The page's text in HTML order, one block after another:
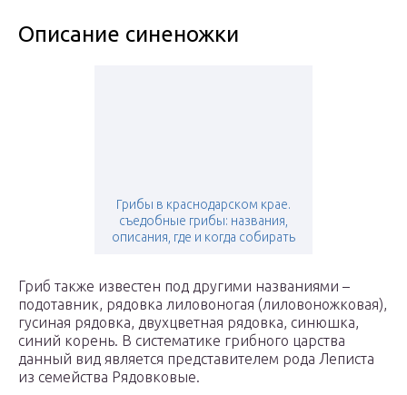
Описание синеножки
Грибы в краснодарском крае.
съедобные грибы: названия,
описания, где и когда собирать
Гриб также известен под другими названиями –
подотавник, рядовка лиловоногая (лиловоножковая),
гусиная рядовка, двухцветная рядовка, синюшка,
синий корень. В систематике грибного царства
данный вид является представителем рода Леписта
из семейства Рядовковые.